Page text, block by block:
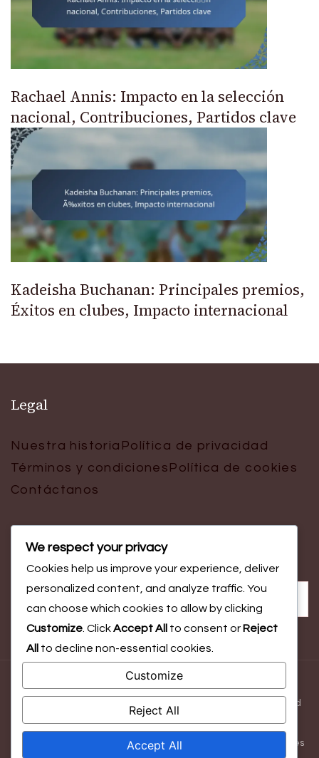
Rachael Annis: Impacto en la selección
nacional, Contribuciones, Partidos clave
Kadeisha Buchanan: Principales premios,
Éxitos en clubes, Impacto internacional
Legal
Nuestra historia Política de privacidad
Términos y condiciones Política de cookies
Contáctanos
Buscar
Search
Powered
byWordPress.
Política de privacidad Términos y condiciones
We respect your privacy
Cookies help us improve your experience, deliver
personalized content, and analyze traffic. You
can choose which cookies to allow by clicking
Customize . ClickAccept All to consent or Reject
All
to decline non-essential cookies.
Customize
Reject All
Accept All